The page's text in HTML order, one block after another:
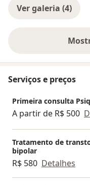
Ver galeria (4)
Serviços e preços
Primeira consulta
A partir de R$ 500
Tratamento de
bipolar
R$ 580 Detalhes